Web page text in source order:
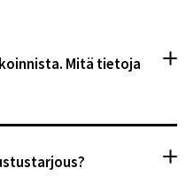
Mitä tietoja